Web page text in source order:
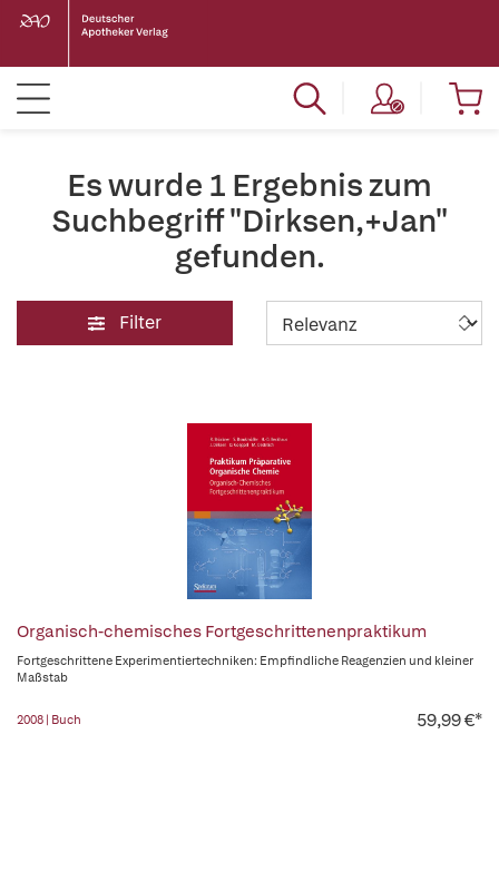
Es wurde 1 Ergebnis zum
Suchbegriff "Dirksen,+Jan"
gefunden.
Filter
Organisch-chemisches Fortgeschrittenenpraktikum
Fortgeschrittene Experimentiertechniken: Empfindliche Reagenzien und kleiner
Maßstab
2008 | Buch 59,99 €*